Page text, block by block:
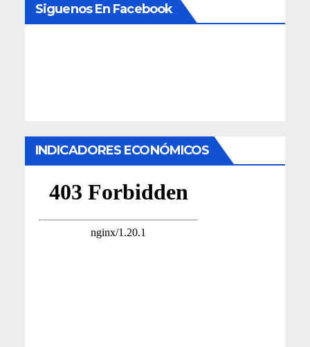
Siguenos En Facebook
INDICADORES ECONÓMICOS